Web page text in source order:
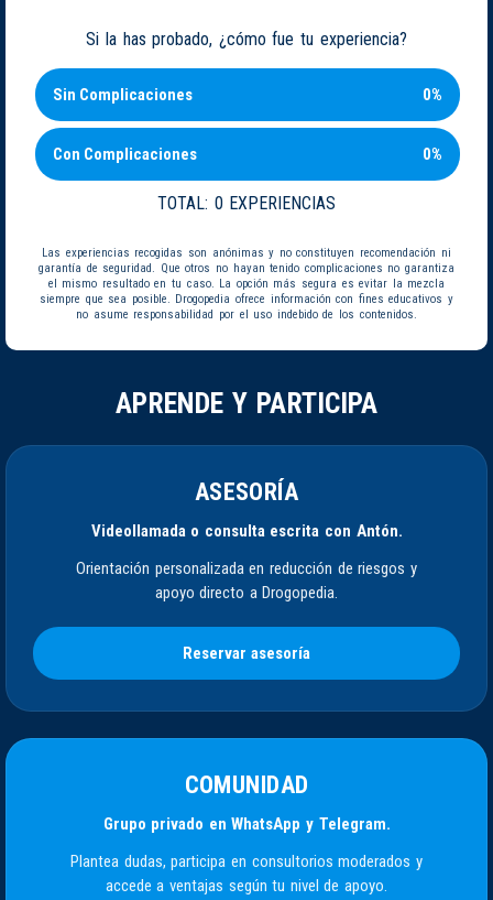
Si la has probado, ¿cómo fue tu experiencia?
Sin Complicaciones 0%
Con Complicaciones 0%
TOTAL: 0 EXPERIENCIAS
Las experiencias recogidas son anónimas y no constituyen recomendación ni
garantía de seguridad. Que otros no hayan tenido complicaciones no garantiza
el mismo resultado en tu caso. La opción más segura es evitar la mezcla
siempre que sea posible. Drogopedia ofrece información con fines educativos y
no asume responsabilidad por el uso indebido de los contenidos.
APRENDE Y PARTICIPA
ASESORÍA
Videollamada o consulta escrita con Antón.
Orientación personalizada en reducción de riesgos y
apoyo directo a Drogopedia.
Reservar asesoría
COMUNIDAD
Grupo privado en WhatsApp y Telegram.
Plantea dudas, participa en consultorios moderados y
accede a ventajas según tu nivel de apoyo.